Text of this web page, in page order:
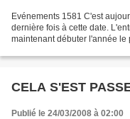
Evénements 1581 C'est
dernière fois à cette date.
maintenant débuter l'année le
CELA S'EST
Publié le 24/03/2008 à 02:00